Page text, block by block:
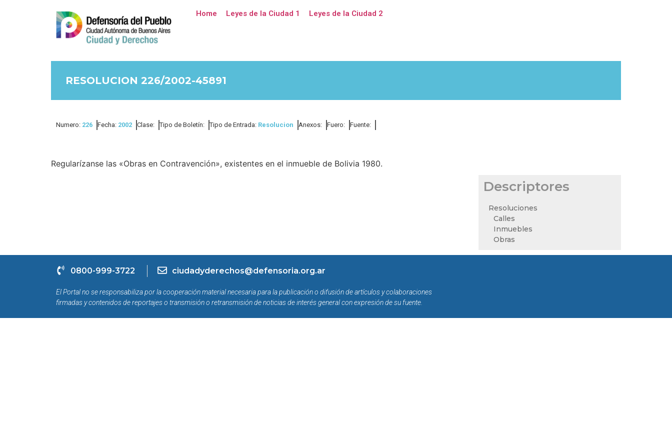
Home Leyes de la Ciudad 1 Leyes de la Ciudad 2
RESOLUCION 226/2002-45891
Numero: 226 Fecha: 2002 Clase: Tipo de Boletín: Tipo de Entrada: Resolucion Anexos: Fuero: Fuente:
Regularízanse las «Obras en Contravención», existentes en el inmueble de Bolivia 1980.
Descriptores
Resoluciones
Calles
Inmuebles
Obras
0800-999-3722 ciudadyderechos@defensoria.org.ar
El Portal no se responsabiliza por la cooperación material necesaria para la publicación o difusión de artículos y colaboraciones
firmadas y contenidos de reportajes o transmisión o retransmisión de noticias de interés general con expresión de su fuente.